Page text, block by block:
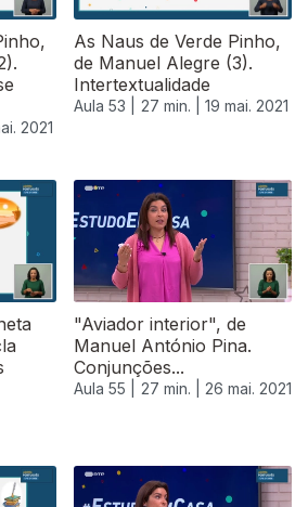
2021
As Naus de Verde Pinho,
de Manuel Alegre (3).
Intertextualidade
Aula 53 | 27 min. | 19 mai. 2021
"Aviador interior", de
Manuel António Pina.
Conjunções...
Aula 55 | 27 min. | 26 mai. 2021